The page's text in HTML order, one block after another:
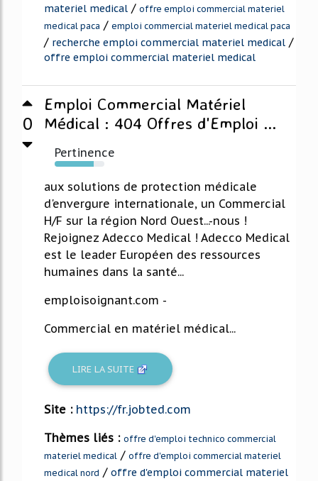
materiel medical / offre emploi commercial materiel
medical paca / emploi commercial materiel medical paca
/ recherche emploi commercial materiel medical /
offre emploi commercial materiel medical
0
Emploi Commercial Matériel
Médical : 404 Offres d'Emploi ...
Pertinence
78%
aux solutions de protection médicale
d'envergure internationale, un Commercial
H/F sur la région Nord Ouest...-nous !
Rejoignez Adecco Medical ! Adecco Medical
est le leader Européen des ressources
humaines dans la santé...
emploisoignant.com -
Commercial en matériel médical...
LIRE LA SUITE
Site : https://fr.jobted.com
Thèmes liés : offre d'emploi technico commercial
materiel medical / offre d'emploi commercial materiel
medical nord / offre d'emploi commercial materiel